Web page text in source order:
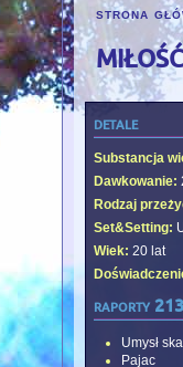
you are
strona
detale
Substancja
Dawkowanie:
Rodzaj
Set&Setting:
Wiek: 20 lat
raporty
Umysł
Pajac